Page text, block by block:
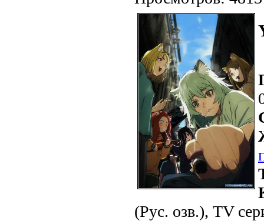
(Рус. озв.), TV